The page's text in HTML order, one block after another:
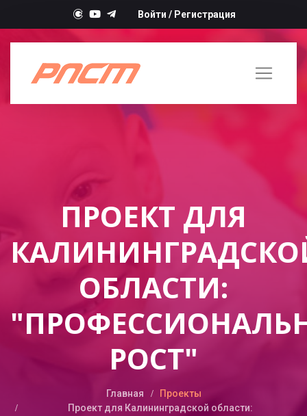
Войти / Регистрация
ПРОЕКТ ДЛЯ
ОБЛАСТИ:
РОСТ"
Главная
Проекты
Проект для Калининградской области: